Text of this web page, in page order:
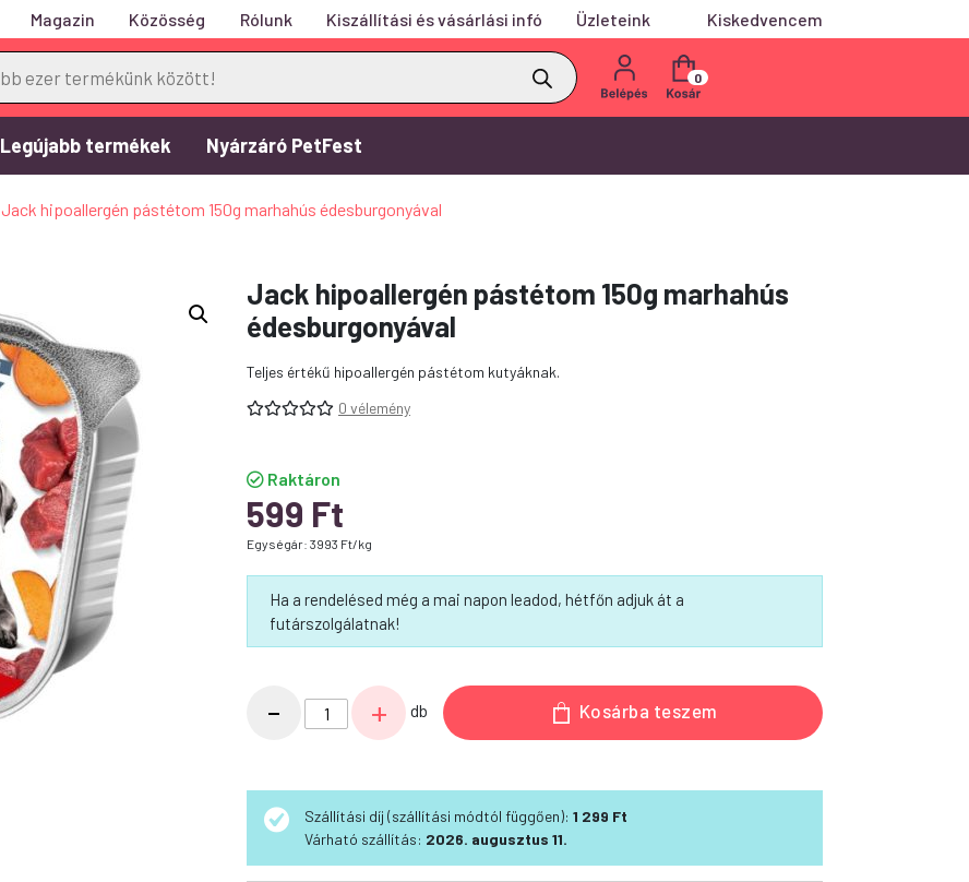
Magazin Közösség Rólunk Kiszállítási és vásárlási infó Üzleteink
Kiskedvencem
0
Legújabb termékek Nyárzáró PetFest
Jack hipoallergén pástétom 150g marhahús édesburgonyával
Jack hipoallergén pástétom 150g marhahús
édesburgonyával
Teljes értékű hipoallergén pástétom kutyáknak.
0 vélemény
Raktáron
599 Ft
Egységár: 3993 Ft/kg
Ha a rendelésed még a mai napon leadod, hétfőn adjuk át a
futárszolgálatnak!
-
Jack
hipoallergén
édesburgonyával
+ db Kosárba teszem
Szállítási díj (szállítási módtól függően):1 299 Ft
Várható szállítás: 2026. augusztus 11.